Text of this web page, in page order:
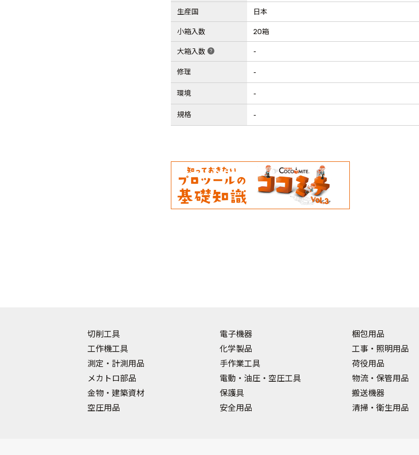
生産国 日本
小箱入数 20箱
大箱入数 help -
修理 -
環境 -
規格 -
切削工具
工作機工具
測定・計測用品
メカトロ部品
金物・建築資材
空圧用品
電子機器
化学製品
手作業工具
電動・油圧・空圧工具
保護具
安全用品
梱包用品
工事・照明用品
荷役用品
物流・保管用品
搬送機器
清掃・衛生用品